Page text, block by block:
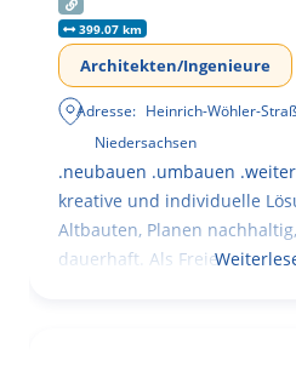
399.07 km
Architekten/Ingenieure
Adresse: Heinrich-Wöhler-
Niedersachsen
.neubauen .umbauen
kreative und individuelle
Altbauten, Planen
dauerhaft. Als Freie